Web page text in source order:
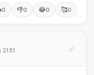
0 👎0 😂0 🥰0